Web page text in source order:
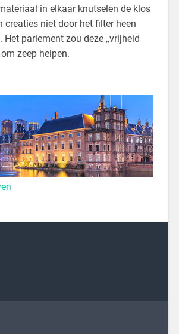
in elkaar knutselen de klos
creaties niet door het filter heen
Het parlement zou deze ,,vrijheid
zeep helpen.